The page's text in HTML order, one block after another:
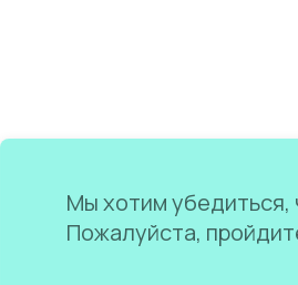
Мы хотим убедиться,
Пожалуйста,